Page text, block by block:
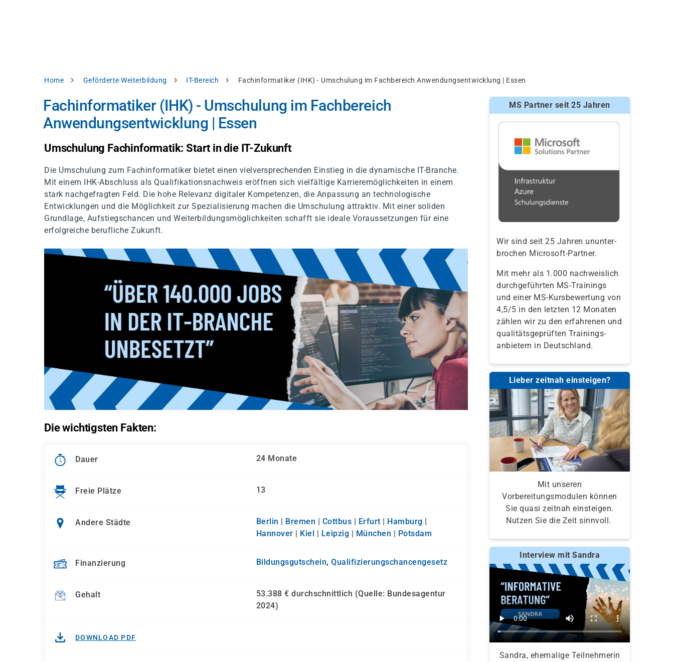
Pfadnavigation
Home Geförderte Weiterbildung IT-Bereich Fachinformatiker (IHK) - Umschulung im Fachbereich Anwendungsentwicklung | Essen
Fachinformatiker (IHK) - Umschulung im Fachbereich
Anwendungsentwicklung | Essen
Umschulung Fachinformatik: Start in die IT-Zukunft
Die Umschulung zum Fachinformatiker bietet einen vielversprechenden Einstieg in die dynamische IT-Branche.
Mit einem IHK-Abschluss als Qualifikationsnachweis eröffnen sich vielfältige Karrieremöglichkeiten in einem
stark nachgefragten Feld. Die hohe Relevanz digitaler Kompetenzen, die Anpassung an technologische
Entwicklungen und die Möglichkeit zur Spezialisierung machen die Umschulung attraktiv. Mit einer soliden
Grundlage, Aufstiegschancen und Weiterbildungsmöglichkeiten schafft sie ideale Voraussetzungen für eine
erfolgreiche berufliche Zukunft.
Die wichtigsten Fakten:
Dauer 24 Monate
Freie Plätze 13
Andere Städte Berlin | Bremen | Cottbus | Erfurt | Hamburg |
Hannover | Kiel | Leipzig | München | Potsdam
Finanzierung Bildungsgutschein, Qualifizierungs­chancen­gesetz
Gehalt
53.388 € durchschnittlich (Quelle: Bundesagentur
2024)
DOWNLOAD PDF
MS Partner seit 25 Jahren
Wir sind seit 25 Jahren ununter-
brochen Microsoft-Partner.
Mit mehr als 1.000 nachweislich
durchgeführten MS-Trainings
und einer MS-Kursbewertung von
4,5/5 in den letzten 12 Monaten
zählen wir zu den erfahrenen und
qualitäts­geprüften Trainings­
anbietern in Deutschland.
Lieber zeitnah einsteigen?
Mit unseren
Vorbereitungsmodulen können
Sie quasi zeitnah einsteigen.
Nutzen Sie die Zeit sinnvoll.
Interview mit Sandra
Sandra, ehemalige Teilnehmerin
Einstellungen
Datenschutzhinweis